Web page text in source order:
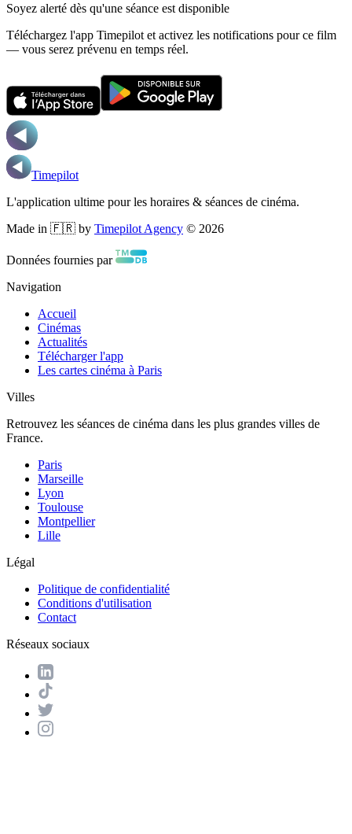
Soyez alerté dès qu'une séance est disponible
Téléchargez l'app Timepilot et activez les notifications pour ce film
— vous serez prévenu en temps réel.
Timepilot
L'application ultime pour les horaires & séances de cinéma.
Made in 🇫🇷 by Timepilot Agency © 2026
Données fournies par
Navigation
Accueil
Cinémas
Actualités
Télécharger l'app
Les cartes cinéma à Paris
Villes
Retrouvez les séances de cinéma dans les plus grandes villes de
France.
Paris
Marseille
Lyon
Toulouse
Montpellier
Lille
Légal
Politique de confidentialité
Conditions d'utilisation
Contact
Réseaux sociaux